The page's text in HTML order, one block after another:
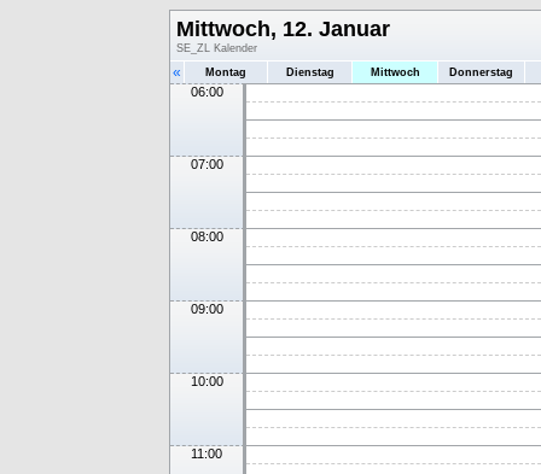
Mittwoch, 12. Januar
SE_ZL Kalender
« Montag Dienstag Mittwoch Donnerstag
06:00
07:00
08:00
09:00
10:00
11:00